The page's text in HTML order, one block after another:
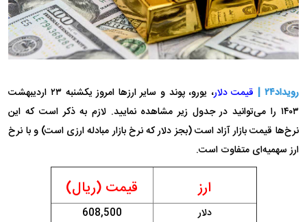
رویداد۲۴ | قیمت دلار
، یورو، پوند و سایر ارز‌ها امروز یکشنبه ۲۳ اردیبهشت
۱۴۰۳ را می‌توانید در جدول زیر مشاهده نمایید. لازم به ذکر است که این
نرخ‌ها قیمت بازار آزاد است (بجز دلار که نرخ بازار مبادله ارزی است) و با نرخ
ارز سهمیه‌ای متفاوت است.
ارز قیمت (ریال)
دلار
608,500